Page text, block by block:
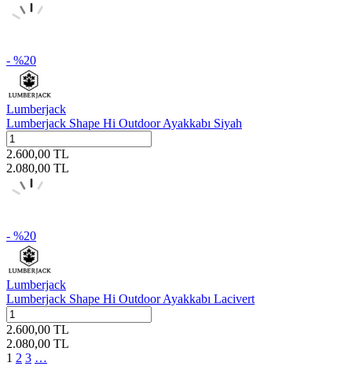
- %20
Lumberjack
Lumberjack Shape Hi Outdoor Ayakkabı Siyah
2.600,00 TL
2.080,00 TL
- %20
Lumberjack
Lumberjack Shape Hi Outdoor Ayakkabı Lacivert
2.600,00 TL
2.080,00 TL
1 2 3 …